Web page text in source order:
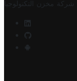
شركة مخزن التكنولوجيا